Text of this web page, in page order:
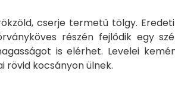
cserje termetű tölgy.
részén fejlődik egy
is elérhet. Levelei
rövid kocsányon ülnek.